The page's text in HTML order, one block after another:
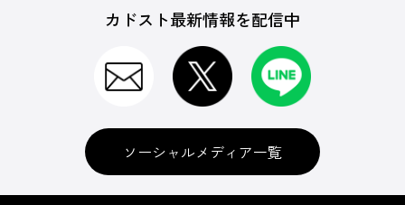
カドスト最新情報を配信中
ソーシャルメディア一覧